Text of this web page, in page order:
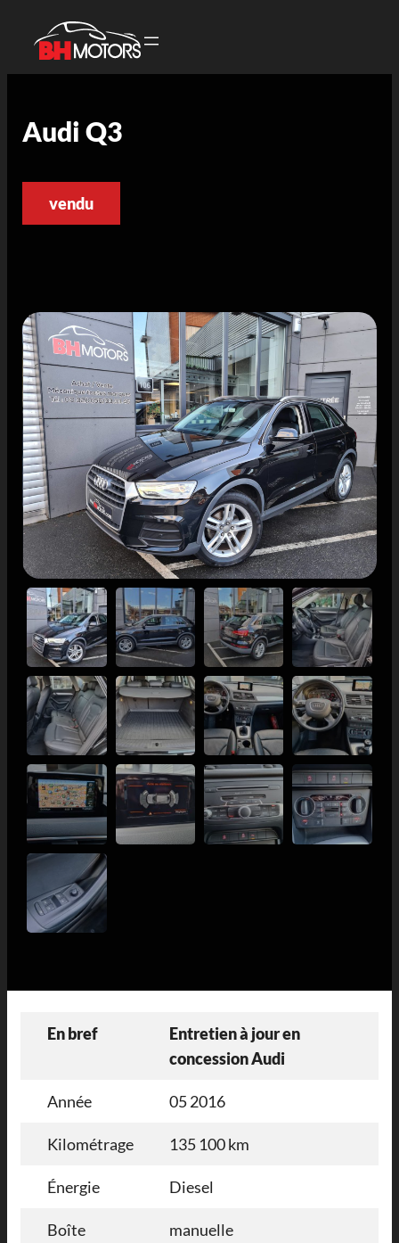
Audi Q3
vendu
En bref
Entretien à jour en
concession Audi
Année 05 2016
Kilométrage 135 100 km
Énergie Diesel
Boîte manuelle